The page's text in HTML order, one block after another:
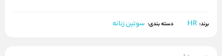
برند: HR دسته بندی: سوتین زنانه